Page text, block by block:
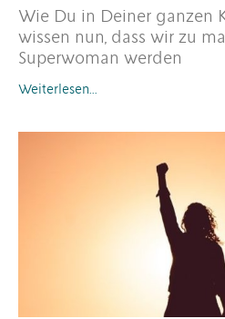
Wie Du in Deiner ganzen
wissen nun, dass wir zu
Superwoman werden
Weiterlesen…